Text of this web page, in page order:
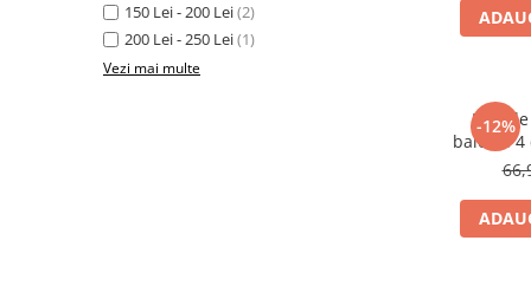
150 Lei - 200 Lei(2)
200 Lei - 250 Lei(1)
Vezi mai multe
-12%
Raft
baie cu 4